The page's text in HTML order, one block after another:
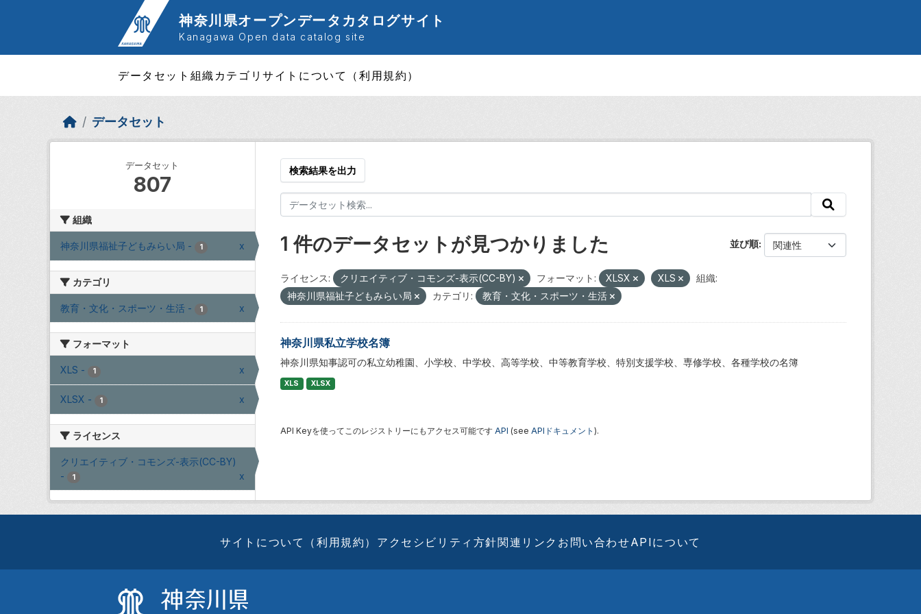
神奈川県オープンデータカタログサイト
Kanagawa Open data catalog site
データセット 組織 カテゴリサイトについて（利用規約）
データセット
データセット
807
組織
神奈川県福祉子どもみらい局 - 1 x
カテゴリ
教育・文化・スポーツ・生活 - 1 x
フォーマット
XLS - 1 x
XLSX - 1 x
ライセンス
クリエイティブ・コモンズ-表示(CC-BY)
-
1 x
検索結果を出力
並び順
1 件のデータセットが見つかりました
ライセンス: クリエイティブ・コモンズ-表示(CC-BY) フォーマット: XLSX XLS
組織:
神奈川県福祉子どもみらい局
カテゴリ: 教育・文化・スポーツ・生活
神奈川県私立学校名簿
神奈川県知事認可の私立幼稚園、小学校、中学校、高等学校、中等教育学校、特別支援学校、専修学校、各種学校の名簿
XLS XLSX
API Keyを使ってこのレジストリーにもアクセス可能です API (see APIドキュメント ).
サイトについて（利用規約） アクセシビリティ方針関連リンク お問い合わせAPIについて